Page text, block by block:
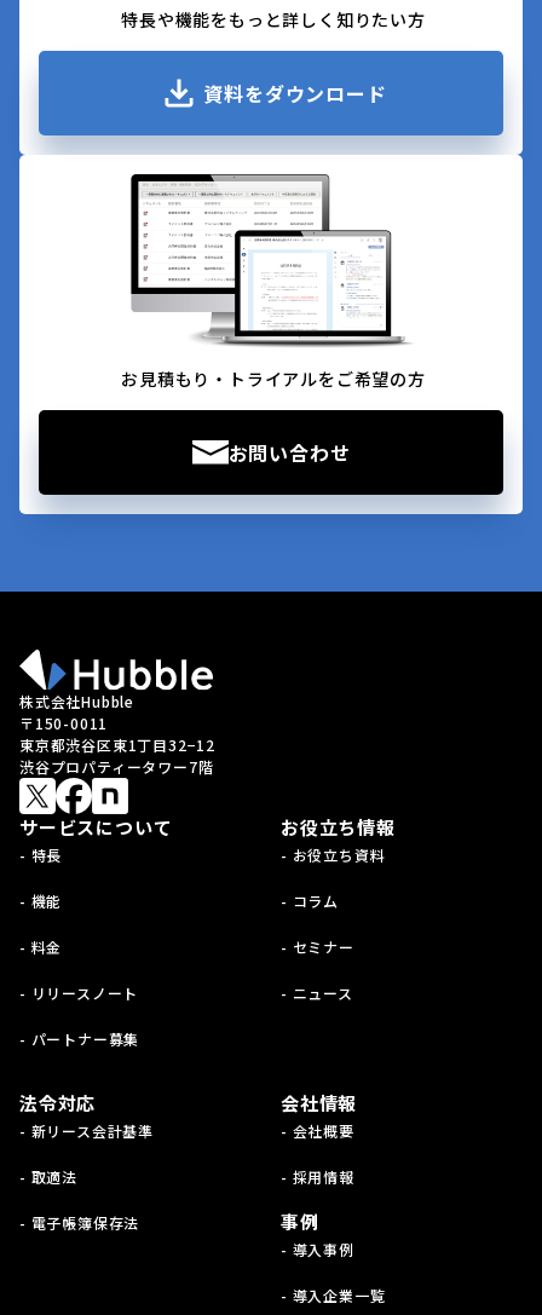
特長や機能をもっと詳しく知りたい方
資料をダウンロード
お見積もり・トライアルをご希望の方
お問い合わせ
株式会社Hubble
〒150-0011
東京都渋谷区東1丁目32−12
渋谷プロパティータワー7階
サービスについて
- 特長
- 機能
- 料金
- リリースノート
- パートナー募集
お役立ち情報
- お役立ち資料
- コラム
- セミナー
- ニュース
法令対応
- 新リース会計基準
- 取適法
- 電子帳簿保存法
会社情報
- 会社概要
- 採用情報
事例
- 導入事例
- 導入企業一覧